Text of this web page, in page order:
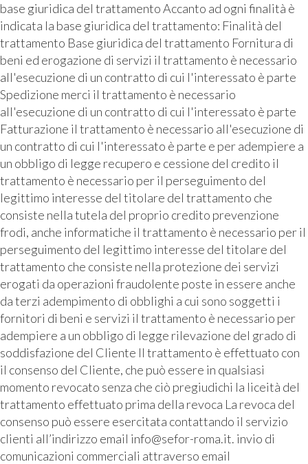
base giuridica del trattamento Accanto ad ogni finalità è
indicata la base giuridica del trattamento: Finalità del
trattamento Base giuridica del trattamento Fornitura di
beni ed erogazione di servizi il trattamento è necessario
all'esecuzione di un contratto di cui l'interessato è parte
Spedizione merci il trattamento è necessario
all'esecuzione di un contratto di cui l'interessato è parte
Fatturazione il trattamento è necessario all'esecuzione di
un contratto di cui l'interessato è parte e per adempiere a
un obbligo di legge recupero e cessione del credito il
trattamento è necessario per il perseguimento del
legittimo interesse del titolare del trattamento che
consiste nella tutela del proprio credito prevenzione
frodi, anche informatiche il trattamento è necessario per il
perseguimento del legittimo interesse del titolare del
trattamento che consiste nella protezione dei servizi
erogati da operazioni fraudolente poste in essere anche
da terzi adempimento di obblighi a cui sono soggetti i
fornitori di beni e servizi il trattamento è necessario per
adempiere a un obbligo di legge rilevazione del grado di
soddisfazione del Cliente Il trattamento è effettuato con
il consenso del Cliente, che può essere in qualsiasi
momento revocato senza che ciò pregiudichi la liceità del
trattamento effettuato prima della revoca La revoca del
consenso può essere esercitata contattando il servizio
clienti all’indirizzo email info@sefor-roma.it. invio di
comunicazioni commerciali attraverso email